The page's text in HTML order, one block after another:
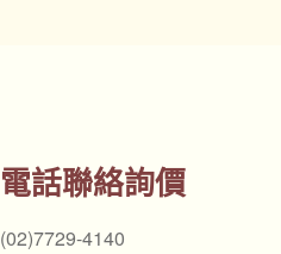
電話聯絡詢價
(02)7729-4140